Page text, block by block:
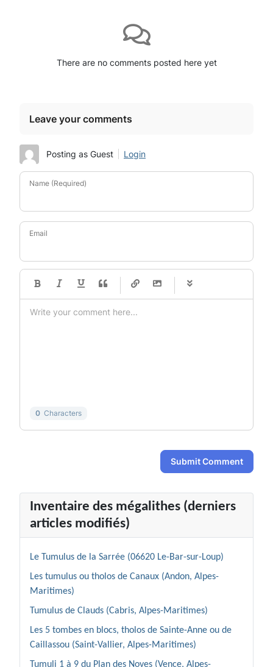
There are no comments posted here yet
Leave your comments
Posting as Guest Login
Name (Required)
Email
-
-
-
-
0 Characters
Submit Comment
Inventaire des mégalithes (derniers
articles modifiés)
Le Tumulus de la Sarrée (06620 Le-Bar-sur-Loup)
Les tumulus ou tholos de Canaux (Andon, Alpes-
Maritimes)
Tumulus de Clauds (Cabris, Alpes-Maritimes)
Les 5 tombes en blocs, tholos de Sainte-Anne ou de
Caillassou (Saint-Vallier, Alpes-Maritimes)
Tumuli 1 à 9 du Plan des Noves (Vence, Alpes-